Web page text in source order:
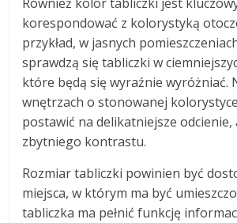
korespondować z kolorystyką
przykład, w jasnych
sprawdzą się tabliczki w
które będą się wyraźnie wyróżniać.
wnętrzach o stonowanej
postawić na delikatniejsze odcienie,
zbytniego kontrastu.
Rozmiar tabliczki powinien być
miejsca, w którym ma być
tabliczka ma pełnić funkcję